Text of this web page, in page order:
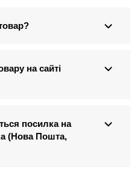
на сайті
посилка на
(Нова Пошта,